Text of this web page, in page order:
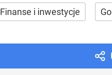
Finanse i inwestycje